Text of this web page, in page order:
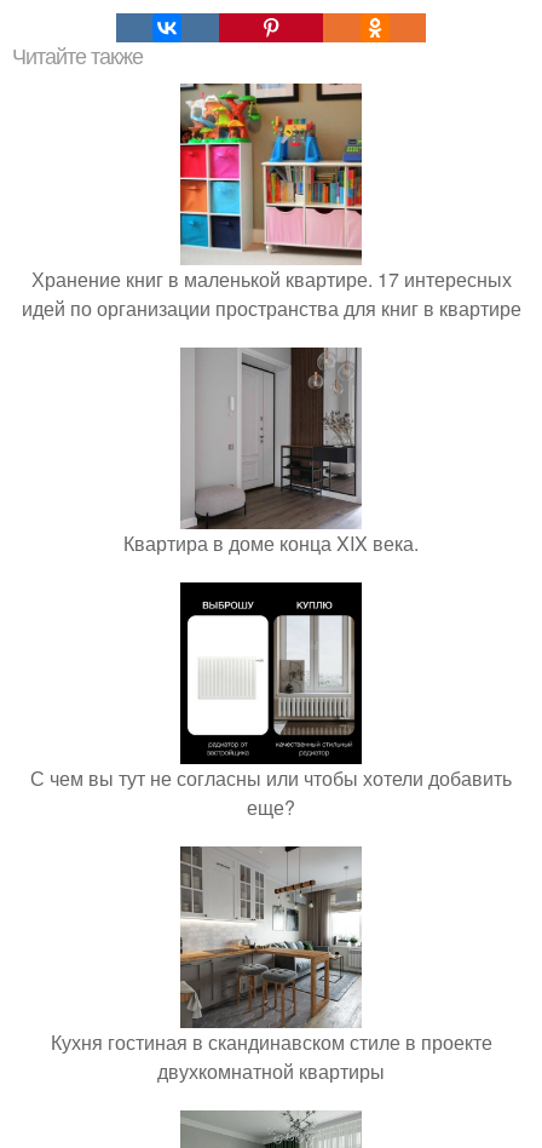
Читайте также
Хранение книг в маленькой квартире. 17 интересных
идей по организации пространства для книг в квартире
Квартира в доме конца XIX века.
С чем вы тут не согласны или чтобы хотели добавить
еще?
Кухня гостиная в скандинавском стиле в проекте
двухкомнатной квартиры